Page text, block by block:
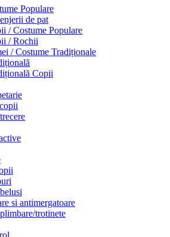
Populare
de pat
/ Costume Populare
/ Rochii
/ Costume Tradiționale
Copii
si antimergatoare
trotinete